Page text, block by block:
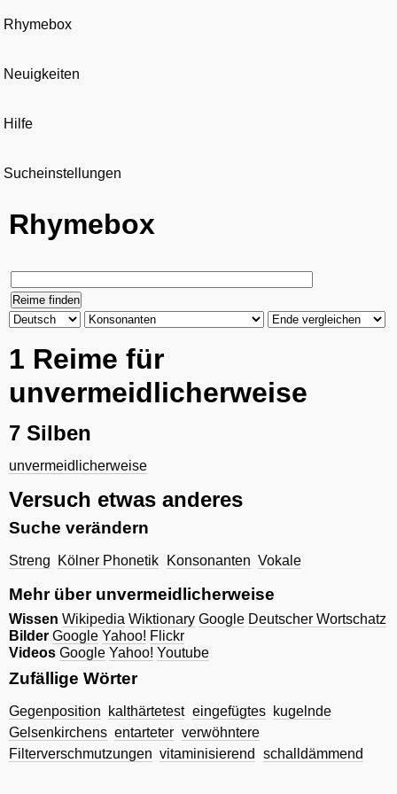
Rhymebox
Neuigkeiten
Hilfe
Sucheinstellungen
Rhymebox
1 Reime für
unvermeidlicherweise
7 Silben
unvermeidlicherweise
Versuch etwas anderes
Suche verändern
Streng Kölner Phonetik Konsonanten Vokale
Mehr über unvermeidlicherweise
Wissen Wikipedia Wiktionary Google Deutscher Wortschatz
Bilder Google Yahoo! Flickr
Videos Google Yahoo! Youtube
Zufällige Wörter
Gegenposition kalthärtetest eingefügtes kugelnde
Gelsenkirchens entarteter verwöhntere
Filterverschmutzungen vitaminisierend schalldämmend